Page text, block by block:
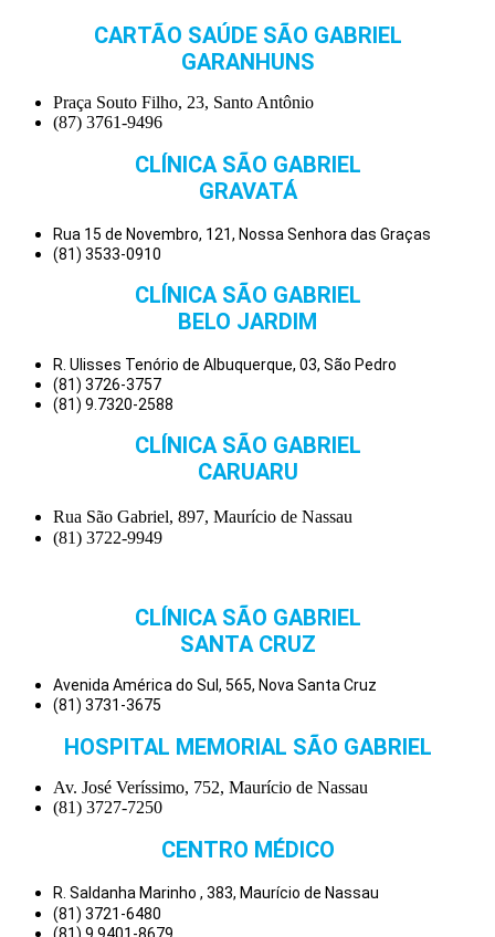
CARTÃO SAÚDE SÃO GABRIEL
GARANHUNS
Praça Souto Filho, 23, Santo Antônio
(87) 3761-9496
CLÍNICA SÃO GABRIEL
GRAVATÁ
Rua 15 de Novembro, 121, Nossa Senhora das Graças
(81) 3533-0910
CLÍNICA SÃO GABRIEL
BELO JARDIM
R. Ulisses Tenório de Albuquerque, 03, São Pedro
(81) 3726-3757
(81) 9.7320-2588
CLÍNICA SÃO GABRIEL
CARUARU
Rua São Gabriel, 897, Maurício de Nassau
(81) 3722-9949
CLÍNICA SÃO GABRIEL
SANTA CRUZ
Avenida América do Sul, 565, Nova Santa Cruz
(81) 3731-3675
HOSPITAL MEMORIAL SÃO GABRIEL
Av. José Veríssimo, 752, Maurício de Nassau
(81) 3727-7250
CENTRO MÉDICO
R. Saldanha Marinho , 383, Maurício de Nassau
(81) 3721-6480
(81) 9.9401-8679